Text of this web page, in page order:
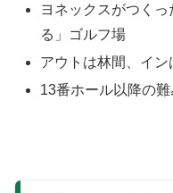
ヨネックスがつく
る」ゴルフ場
アウトは林間、イン
13番ホール以降の